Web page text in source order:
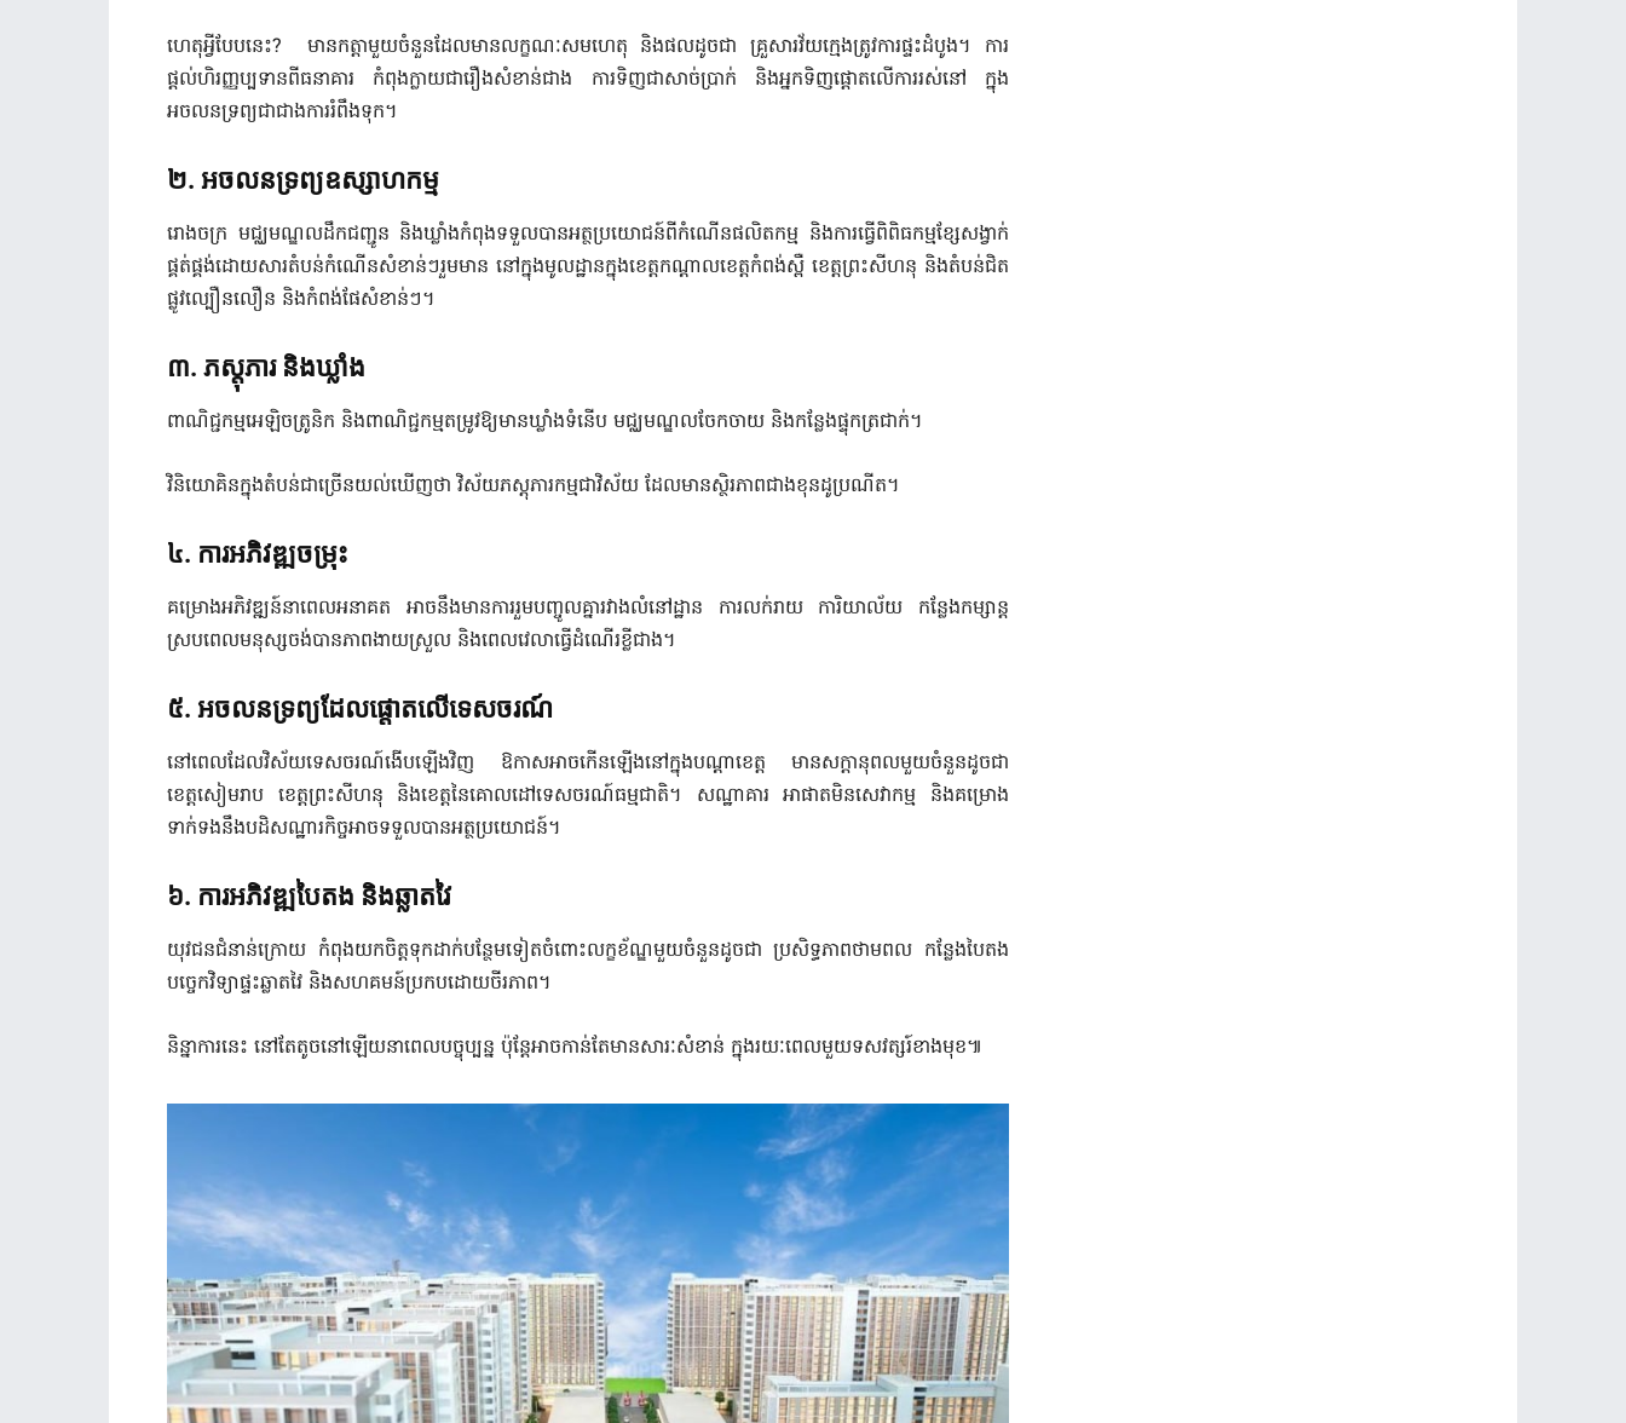
ហេតុអ្វីបែបនេះ? មានកត្តាមួយចំនួនដែលមានលក្ខណៈសមហេតុ និងផលដូចជា គ្រួសារវ័យក្មេងត្រូវការផ្ទះដំបូង។ ការ
ផ្តល់ហិរញ្ញប្បទានពីធនាគារ កំពុងក្លាយជារឿងសំខាន់ជាង ការទិញជាសាច់ប្រាក់ និងអ្នកទិញផ្តោតលើការរស់នៅ ក្នុង
អចលនទ្រព្យជាជាងការរំពឹងទុក។
២. អចលនទ្រព្យឧស្សាហកម្ម
រោងចក្រ មជ្ឈមណ្ឌលដឹកជញ្ជូន និងឃ្លាំងកំពុងទទួលបានអត្ថប្រយោជន៍ពីកំណើនផលិតកម្ម និងការធ្វើពិពិធកម្មខ្សែសង្វាក់
ផ្គត់ផ្គង់ដោយសារតំបន់កំណើនសំខាន់ៗរួមមាន នៅក្នុងមូលដ្ឋានក្នុងខេត្តកណ្តាលខេត្តកំពង់ស្ពឺ ខេត្តព្រះសីហនុ និងតំបន់ជិត
ផ្លូវល្បឿនលឿន និងកំពង់ផែសំខាន់ៗ។
៣. ភស្តុភារ និងឃ្លាំង
ពាណិជ្ជកម្មអេឡិចត្រូនិក និងពាណិជ្ជកម្មតម្រូវឱ្យមានឃ្លាំងទំនើប មជ្ឈមណ្ឌលចែកចាយ និងកន្លែងផ្ទុកត្រជាក់។
វិនិយោគិនក្នុងតំបន់ជាច្រើនយល់ឃើញថា វិស័យភស្តុភារកម្មជាវិស័យ ដែលមានស្ថិរភាពជាងខុនដូប្រណីត។
៤. ការអភិវឌ្ឍចម្រុះ
គម្រោងអភិវឌ្ឍន៍នាពេលអនាគត អាចនឹងមានការរួមបញ្ចូលគ្នារវាងលំនៅដ្ឋាន ការលក់រាយ ការិយាល័យ កន្លែងកម្សាន្ត
ស្របពេលមនុស្សចង់បានភាពងាយស្រួល និងពេលវេលាធ្វើដំណើរខ្លីជាង។
៥. អចលនទ្រព្យដែលផ្តោតលើទេសចរណ៍
នៅពេលដែលវិស័យទេសចរណ៍ងើបឡើងវិញ ឱកាសអាចកើនឡើងនៅក្នុងបណ្តាខេត្ត មានសក្តានុពលមួយចំនួនដូចជា
ខេត្តសៀ​មរាប ខេត្តព្រះសីហនុ និងខេត្តនៃគោលដៅទេសចរណ៍ធម្មជាតិ។ សណ្ឋាគារ អាផាតមិនសេវាកម្ម និងគម្រោង
ទាក់ទងនឹងបដិសណ្ឋារកិច្ចអាចទទួលបានអត្ថប្រយោជន៍។
៦. ការអភិវឌ្ឍបៃតង និងឆ្លាតវៃ
យុវជនជំនាន់ក្រោយ កំពុងយកចិត្តទុកដាក់បន្ថែមទៀតចំពោះលក្ខខ័ណ្ឌមួយចំនួនដូចជា ប្រសិទ្ធភាពថាមពល កន្លែងបៃតង
បច្ចេកវិទ្យាផ្ទះឆ្លាតវៃ និងសហគមន៍ប្រកបដោយចីរភាព។
និន្នាការនេះ នៅតែតូចនៅឡើយនាពេលបច្ចុប្បន្ន ប៉ុន្តែអាចកាន់តែមានសារៈសំខាន់ ក្នុងរយៈពេលមួយទសវត្សរ៍ខាងមុខ៕